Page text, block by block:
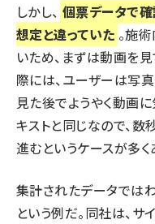
しかし、 個票データで確
想定と違っていた 。施
いため、まずは動画を
際には、ユーザーは写
見た後でようやく動画
キストと同じなので、
進むというケースが多く
集計されたデータでは
という例だ。同社は、